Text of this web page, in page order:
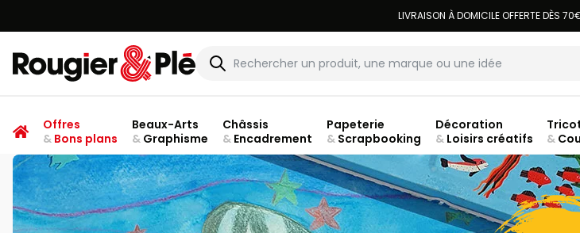
LIVRAISON À DOMICILE OFFERTE DÈS
Rougier & Plé
Offres
&Bons plans
Beaux-Arts
&Graphisme
Châssis
&Encadrement
Papeterie
&Scrapbooking
Décoration
&Loisirs créatifs
&